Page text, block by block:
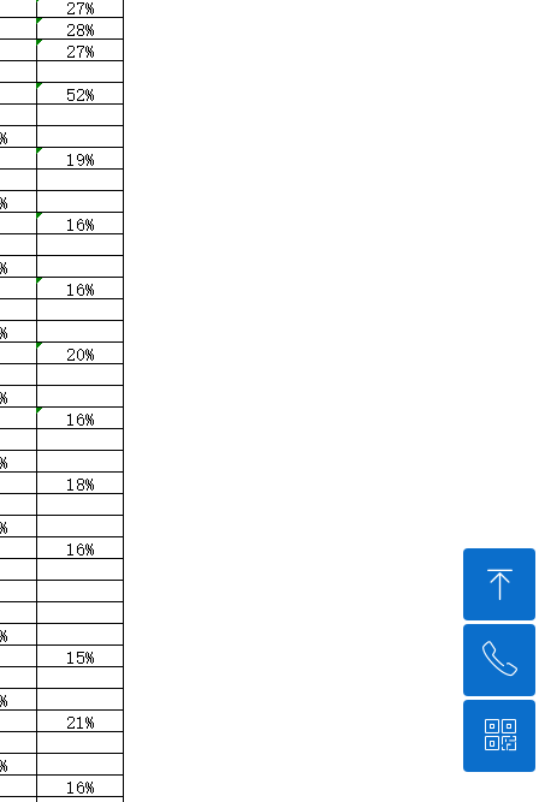
ꁸ
回到顶部
ꂅ
400-8810-999
ꀥ